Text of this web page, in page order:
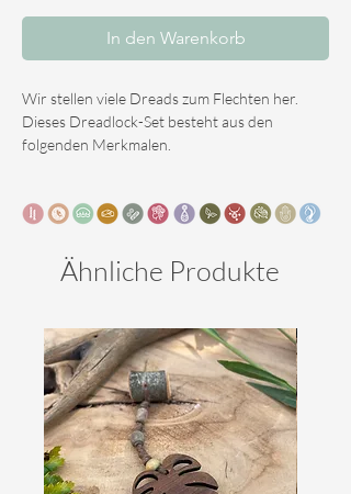
In den Warenkorb
Wir stellen viele Dreads zum Flechten her.
Dieses Dreadlock-Set besteht aus den
folgenden Merkmalen.
Dreadlocks mit zwei Enden (DE).
Auswahlnummer:
- Voller Kopf: 60 SE (zum Flechten oder Füllen
- Teilstücke: 30 SE (zum Auffüllen Ihrer echten
Dreadlocks oder zum Flechten eines halben
Kopfes)
- Nachbessern: 10 SE (für einen subtilen,
lustigen Füller Ihres losen Haares oder echter
Dreadlocks)
- Voller Kopf: 60 DE (zum Flechten oder Füllen
des gesamten Kopfes)
Ähnliche Produkte